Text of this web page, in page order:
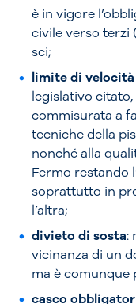
è in vigore
civile verso terzi
sci;
limite di
legislativo citato,
commisurata a
tecniche della
nonché alla
Fermo restando
soprattutto in
l’altra;
divieto di sosta:
vicinanza di un
ma è comunque
casco